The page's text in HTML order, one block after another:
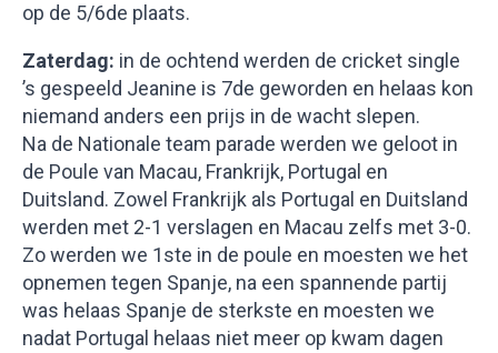
op de 5/6de plaats.
Zaterdag: in de ochtend werden de cricket single
’s gespeeld Jeanine is 7de geworden en helaas kon
niemand anders een prijs in de wacht slepen.
Na de Nationale team parade werden we geloot in
de Poule van Macau, Frankrijk, Portugal en
Duitsland. Zowel Frankrijk als Portugal en Duitsland
werden met 2-1 verslagen en Macau zelfs met 3-0.
Zo werden we 1ste in de poule en moesten we het
opnemen tegen Spanje, na een spannende partij
was helaas Spanje de sterkste en moesten we
nadat Portugal helaas niet meer op kwam dagen